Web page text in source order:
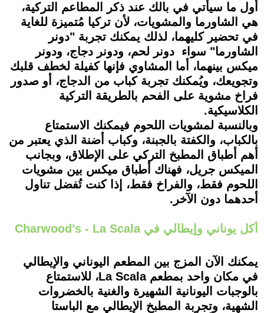
أول ما سيأتي في بالك عند ذكر المطاعم التركية،
هي الشاورما والمشويات، لأن تركيا مُتميزة للغاية
في تحضير كليهما، لذلك يمكنك تجربة "دونر
الشاورما" سواء دونر لحم، ودونر دجاج، ودونر
ميكس بينهما، أما المشاوي فإنها كفيلة لخطف قلبك
وتجويعك، ويُمكنك تجربة كباب من الدجاج، أو صدور
فراخ مشوية على الفحم بالطريقة التركية
الكلاسيكية.
وبالنسبة لمشويات اللحوم فيمكنك الاستمتاع
بالكباب، والكفتة بالجبنة، وكباب أضنة الذي يعتبر من
أهم أطباق المطبخ التركي على الإطلاق، وبجانب
الميكس جريل، فهناك أطباق ميكس بين مشويات
اللحوم فقط، والفراخ فقط، إذا كنت تُفضل تناول
أحدهما دون الآخر.
أكل يوناني وإيطالي في Charwood’s - La Scala
يمكنك الآن المزج بين المطعم اليوناني والإيطالي
في مكان واحد بمطعم La Scala، للاستمتاع
بالوجبات اليونانية الشهيرة والغنية بالخضروات
الشهية، وتجربة المطبخ الإيطالي مع الباستا